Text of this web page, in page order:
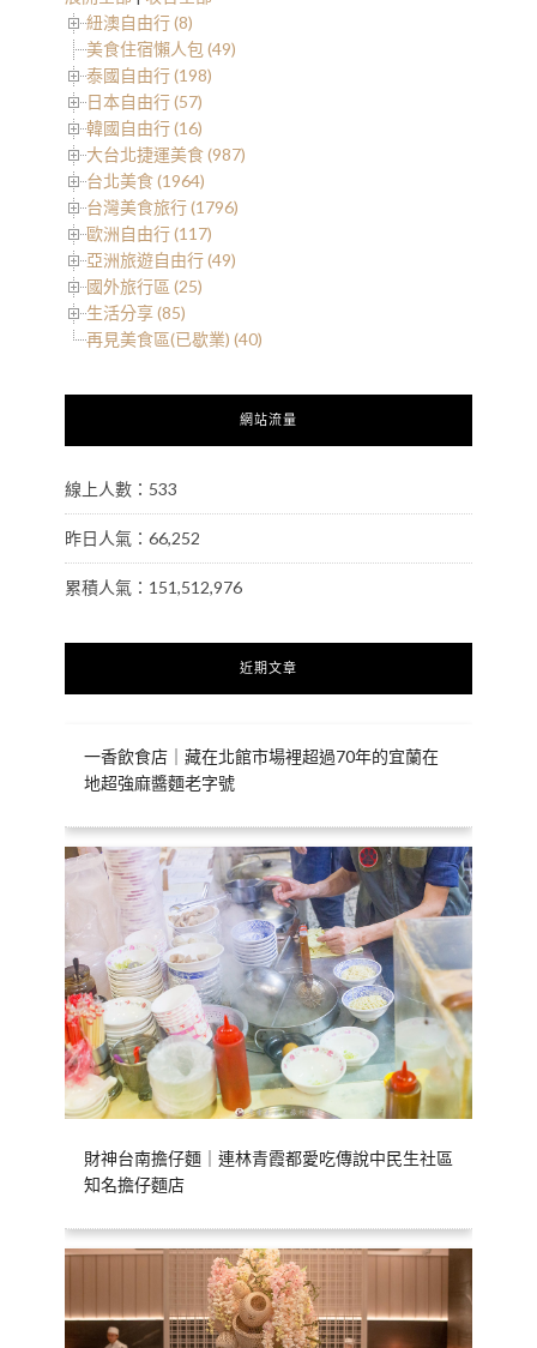
紐澳自由行 (8)
美食住宿懶人包 (49)
泰國自由行 (198)
日本自由行 (57)
韓國自由行 (16)
大台北捷運美食 (987)
台北美食 (1964)
台灣美食旅行 (1796)
歐洲自由行 (117)
亞洲旅遊自由行 (49)
國外旅行區 (25)
生活分享 (85)
再見美食區(已歇業) (40)
網站流量
線上人數：533
昨日人氣：66,252
累積人氣：151,512,976
近期文章
一香飲食店｜藏在北館市場裡超過70年的宜蘭在
地超強麻醬麵老字號
財神台南擔仔麵｜連林青霞都愛吃傳說中民生社區
知名擔仔麵店